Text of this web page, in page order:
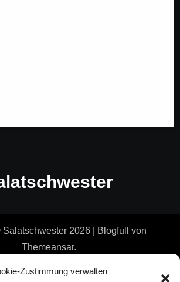
Zustimmung verwalten
2026 Blogfull
von
Themeansar.